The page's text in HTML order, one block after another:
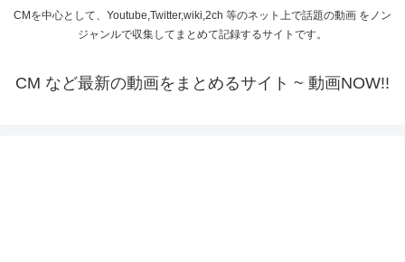
CMを中心として、Youtube,Twitter,wiki,2ch 等のネット上で話題の動画 をノン
ジャンルで収集してまとめて記録するサイトです。
CM など最新の動画をまとめるサイト ~ 動画NOW!!